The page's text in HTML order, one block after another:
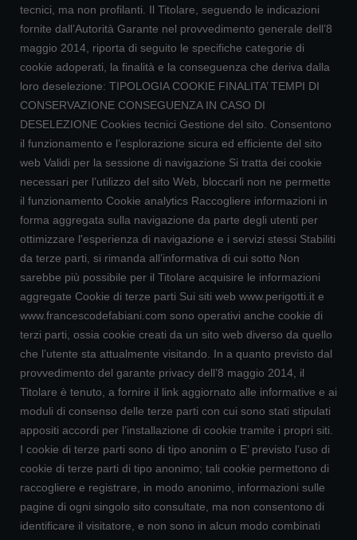
tecnici, ma non profilanti. Il Titolare, seguendo le indicazioni
fornite dall’Autorità Garante nel provvedimento generale dell’8
maggio 2014, riporta di seguito le specifiche categorie di
cookie adoperati, la finalità e la conseguenza che deriva dalla
loro deselezione: TIPOLOGIA COOKIE FINALITA’ TEMPI DI
CONSERVAZIONE CONSEGUENZA IN CASO DI
DESELEZIONE Cookies tecnici Gestione del sito. Consentono
il funzionamento e l’esplorazione sicura ed efficiente del sito
web Validi per la sessione di navigazione Si tratta dei cookie
necessari per l’utilizzo del sito Web, bloccarli non ne permette
il funzionamento Cookie analytics Raccogliere informazioni in
forma aggregata sulla navigazione da parte degli utenti per
ottimizzare l'esperienza di navigazione e i servizi stessi Stabiliti
da terze parti, si rimanda all’informativa di cui sotto Non
sarebbe più possibile per il Titolare acquisire le informazioni
aggregate Cookie di terze parti Sui siti web www.perigotti.it e
www.francescodefabiani.com sono operativi anche cookie di
terzi parti, ossia cookie creati da un sito web diverso da quello
che l’utente sta attualmente visitando. In a quanto previsto dal
provvedimento del garante privacy dell’8 maggio 2014, il
Titolare è tenuto, a fornire il link aggiornato alle informative e ai
moduli di consenso delle terze parti con cui sono stati stipulati
appositi accordi per l’installazione di cookie tramite i propri siti.
I cookie di terze parti sono di tipo anonim o E’ previsto l’uso di
cookie di terze parti di tipo anonimo; tali cookie permettono di
raccogliere e registrare, in modo anonimo, informazioni sulle
pagine di ogni singolo sito consultate, ma non consentono di
identificare il visitatore, e non sono in alcun modo combinati